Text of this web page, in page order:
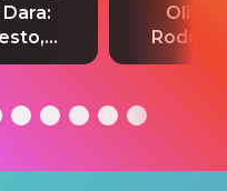
e
Olivia
testo,